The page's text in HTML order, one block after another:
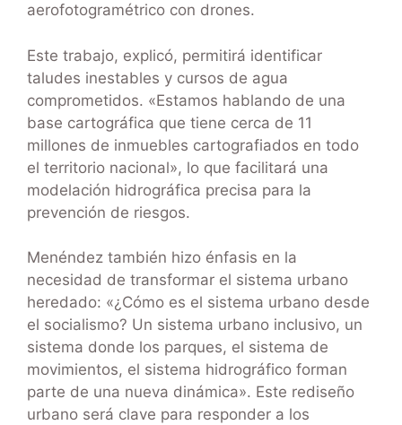
aerofotogramétrico con drones.
Este trabajo, explicó, permitirá identificar
taludes inestables y cursos de agua
comprometidos. «Estamos hablando de una
base cartográfica que tiene cerca de 11
millones de inmuebles cartografiados en todo
el territorio nacional», lo que facilitará una
modelación hidrográfica precisa para la
prevención de riesgos.
Menéndez también hizo énfasis en la
necesidad de transformar el sistema urbano
heredado: «¿Cómo es el sistema urbano desde
el socialismo? Un sistema urbano inclusivo, un
sistema donde los parques, el sistema de
movimientos, el sistema hidrográfico forman
parte de una nueva dinámica». Este rediseño
urbano será clave para responder a los